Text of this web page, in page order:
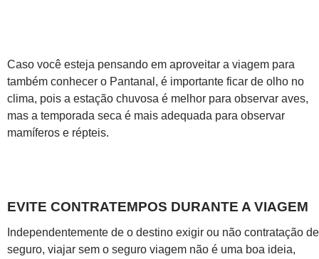
Caso você esteja pensando em aproveitar a viagem para
também conhecer o Pantanal, é importante ficar de olho no
clima, pois a estação chuvosa é melhor para observar aves,
mas a temporada seca é mais adequada para observar
mamíferos e répteis.
EVITE CONTRATEMPOS DURANTE A VIAGEM
Independentemente de o destino exigir ou não contratação de
seguro, viajar sem o seguro viagem não é uma boa ideia,